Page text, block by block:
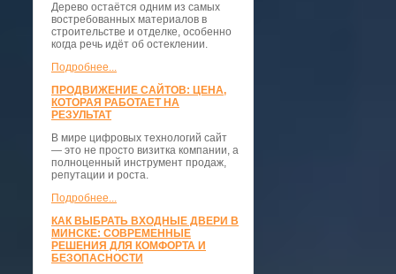
Дерево остаётся одним из самых
востребованных материалов в
строительстве и отделке, особенно
когда речь идёт об остеклении.
Подробнее...
ПРОДВИЖЕНИЕ САЙТОВ: ЦЕНА,
КОТОРАЯ РАБОТАЕТ НА
РЕЗУЛЬТАТ
В мире цифровых технологий сайт
— это не просто визитка компании, а
полноценный инструмент продаж,
репутации и роста.
Подробнее...
КАК ВЫБРАТЬ ВХОДНЫЕ ДВЕРИ В
МИНСКЕ: СОВРЕМЕННЫЕ
РЕШЕНИЯ ДЛЯ КОМФОРТА И
БЕЗОПАСНОСТИ